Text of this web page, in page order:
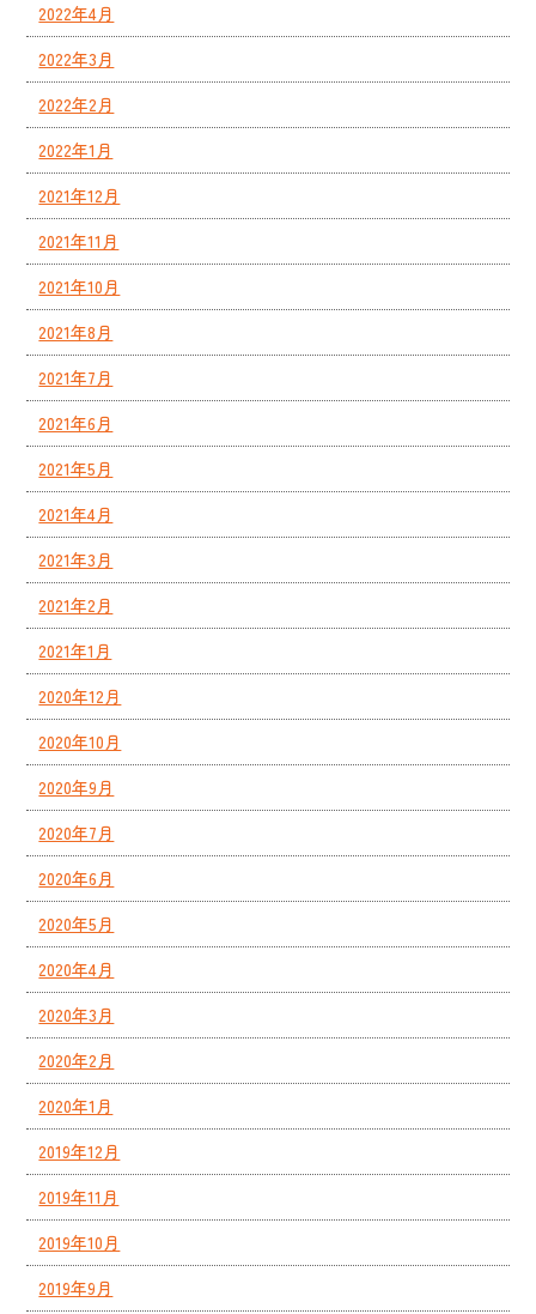
2022年4月
2022年3月
2022年2月
2022年1月
2021年12月
2021年11月
2021年10月
2021年8月
2021年7月
2021年6月
2021年5月
2021年4月
2021年3月
2021年2月
2021年1月
2020年12月
2020年10月
2020年9月
2020年7月
2020年6月
2020年5月
2020年4月
2020年3月
2020年2月
2020年1月
2019年12月
2019年11月
2019年10月
2019年9月